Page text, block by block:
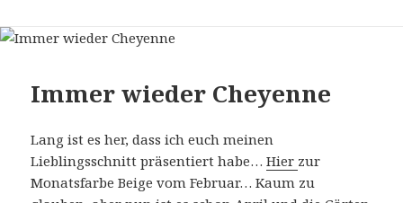
Immer wieder Cheyenne
Lang ist es her, dass ich euch meinen
Lieblingsschnitt präsentiert habe…Hier zur
Monatsfarbe Beige vom Februar… Kaum zu